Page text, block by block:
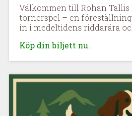
Välkommen till Rohan Tallis
tornerspel – en
in i medeltidens riddarära
Köp din biljett nu.